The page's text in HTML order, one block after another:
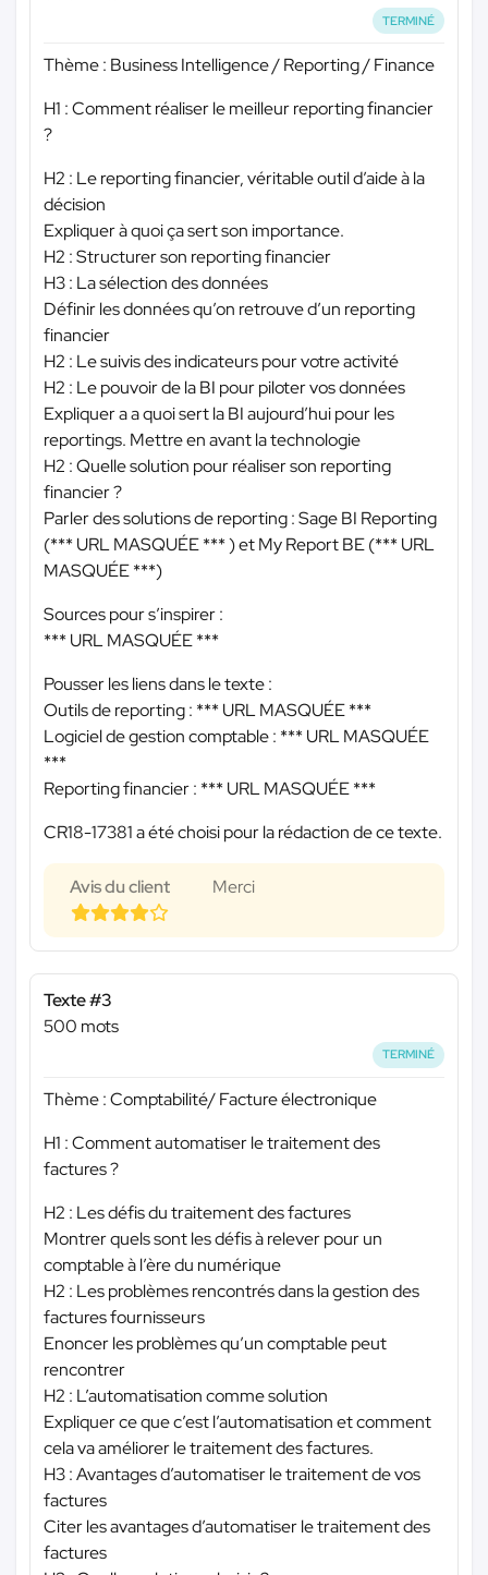
TERMINÉ
Thème : Business Intelligence / Reporting / Finance
H1 : Comment réaliser le meilleur reporting financier
?
H2 : Le reporting financier, véritable outil d’aide à la
décision
Expliquer à quoi ça sert son importance.
H2 : Structurer son reporting financier
H3 : La sélection des données
Définir les données qu’on retrouve d’un reporting
financier
H2 : Le suivis des indicateurs pour votre activité
H2 : Le pouvoir de la BI pour piloter vos données
Expliquer a a quoi sert la BI aujourd’hui pour les
reportings. Mettre en avant la technologie
H2 : Quelle solution pour réaliser son reporting
financier ?
Parler des solutions de reporting : Sage BI Reporting
(*** URL MASQUÉE ***) et My Report BE (*** URL
MASQUÉE ***)
Sources pour s’inspirer :
*** URL MASQUÉE ***
Pousser les liens dans le texte :
Outils de reporting : *** URL MASQUÉE ***
Logiciel de gestion comptable : *** URL MASQUÉE
***
Reporting financier : *** URL MASQUÉE ***
CR18-17381 a été choisi pour la rédaction de ce texte.
Avis du client Merci
Texte #3
500 mots
TERMINÉ
Thème : Comptabilité/ Facture électronique
H1 : Comment automatiser le traitement des
factures ?
H2 : Les défis du traitement des factures
Montrer quels sont les défis à relever pour un
comptable à l’ère du numérique
H2 : Les problèmes rencontrés dans la gestion des
factures fournisseurs
Enoncer les problèmes qu’un comptable peut
rencontrer
H2 : L’automatisation comme solution
Expliquer ce que c’est l’automatisation et comment
cela va améliorer le traitement des factures.
H3 : Avantages d’automatiser le traitement de vos
factures
Citer les avantages d’automatiser le traitement des
factures